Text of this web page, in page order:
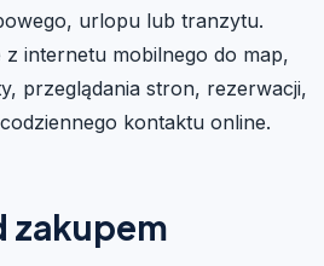
urlopu lub tranzytu.
internetu mobilnego do map,
przeglądania stron, rezerwacji,
kontaktu online.
zakupem